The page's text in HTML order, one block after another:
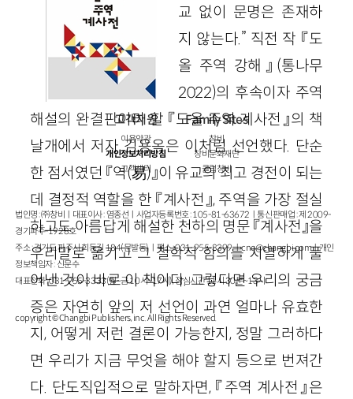
교 없이 문명은 존재하
지 않는다.” 직전 작 『도
올 주역 강해』(통나무
2022)의 후속이자 주역
해설의 완결판이라 할 『도올 주역 계사전』의 책
날개에서 저자 김용옥은 이처럼 선언했다. 단순
한 점서였던 『역(易)』이 유교의 최고 경전이 되는
데 결정적 역할을 한 『계사전』, 주역을 가장 절실
하고도 아름답게 해설한 천하의 명문 『계사전』을
우리말로 옮기고 그 철학적 함의를 치열하게 풀
어낸 것이 바로 이 책이다. 그렇다면 우리의 궁금
증은 자연히 앞의 저 선언이 과연 얼마나 유효한
지, 어떻게 저런 결론이 가능한지, 정말 그러하다
면 우리가 지금 무엇을 해야 할지 등으로 번져간
다. 단도직입적으로 말하자면, 『주역 계사전』은
고객지원
이용약관
개인정보처리방침
고객센터
Family Sites
창비
창비문화재단
클럽창비
법인명 : ㈜창비ㅣ대표이사 : 염종선ㅣ사업자등록번호 : 105-81-63672ㅣ통신판매업 : 제 2009-
경기파주-1928호
주소 : 경기도 파주시 회동길 184(문발동)ㅣ팩스 : 031-955-3399 ㅣcnc@changbi.comㅣ개인
정보책임자 : 신문수
대표전화 : 031-955-3333(월~금 10시~17시), 점심시간 11시 30분~13시
copyright © Changbi Publishers, inc. All Rights Reserved.